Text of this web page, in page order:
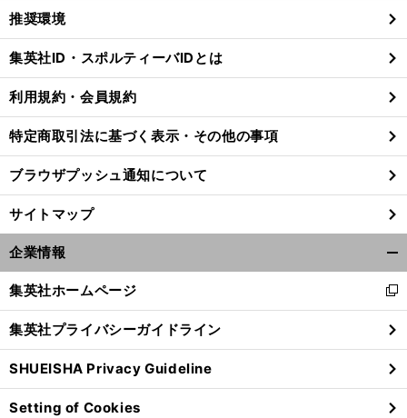
閉
る
推奨環境
集英社ID・スポルティーバIDとは
利用規約・会員規約
特定商取引法に基づく表示・その他の事項
ブラウザプッシュ通知について
サイトマップ
企業情報
閉
る
集英社ホームページ
新
し
い
ウ
ィ
ン
ド
集英社プライバシーガイドライン
SHUEISHA Privacy Guideline
Setting of Cookies